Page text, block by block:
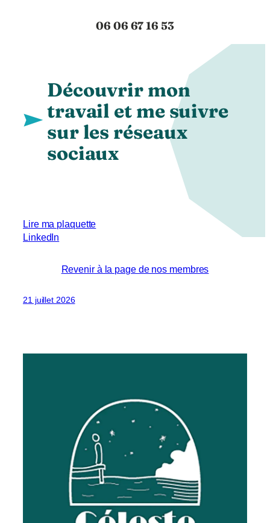
06 06 67 16 53
Découvrir mon
travail et me suivre
sur les réseaux
sociaux
Lire ma plaquette
LinkedIn
Revenir à la page de nos membres
21 juillet 2026